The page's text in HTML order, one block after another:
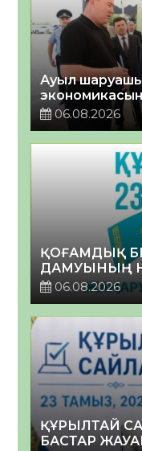
Ауыл
06.08.2026
ҚОҒАМДЫҚ
ДАМУЫНЫҢ
06.08.2026
ҚҰРЫЛТАЙ
БАСТАР